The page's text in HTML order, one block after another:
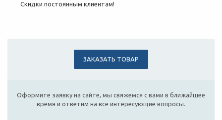
Скидки постоянным клиентам!
ЗАКАЗАТЬ ТОВАР
Оформите заявку на сайте, мы свяжемся с вами в ближайшее
время и ответим на все интересующие вопросы.